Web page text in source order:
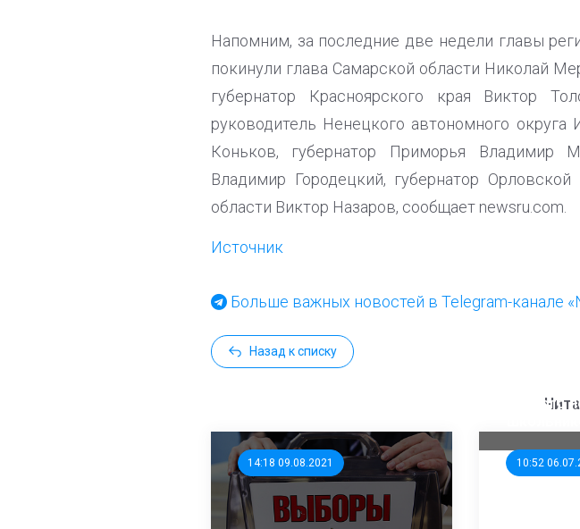
Напомним, за последние две недели главы
покинули глава Самарской области Николай
губернатор Красноярского края Виктор
руководитель Ненецкого автономного
Коньков, губернатор Приморья Владимир
Владимир Городецкий, губернатор
области Виктор Назаров, сообщает newsru.com.
Источник
Больше важных новостей в Telegram-канале
Назад к списку
14:18 09.08.2021 10:52
единого